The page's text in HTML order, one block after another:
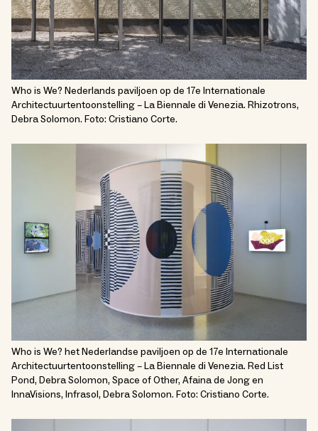
Who is We? Nederlands paviljoen op de 17e Internationale
Architectuurtentoonstelling – La Biennale di Venezia. Rhizotrons,
Debra Solomon. Foto: Cristiano Corte.
Who is We? het Nederlandse paviljoen op de 17e Internationale
Architectuurtentoonstelling – La Biennale di Venezia. Red List
Pond, Debra Solomon, Space of Other, Afaina de Jong en
InnaVisions, Infrasol, Debra Solomon. Foto: Cristiano Corte.